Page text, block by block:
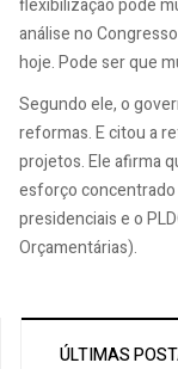
análise no
hoje. Pode ser que
Segundo ele, o
reformas. E citou a
projetos. Ele afirma
esforço
presidenciais e o
Orçamentárias).
ÚLTIMAS